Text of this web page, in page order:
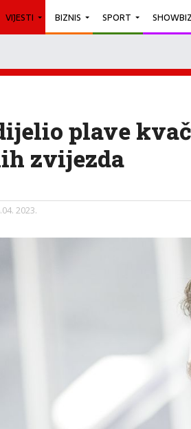
VIJESTI BIZNIS SPORT SHOWBIZ
plave
zvijezda
2023.